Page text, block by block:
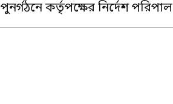
কর্তৃপক্ষের নির্দেশ পরিপাল